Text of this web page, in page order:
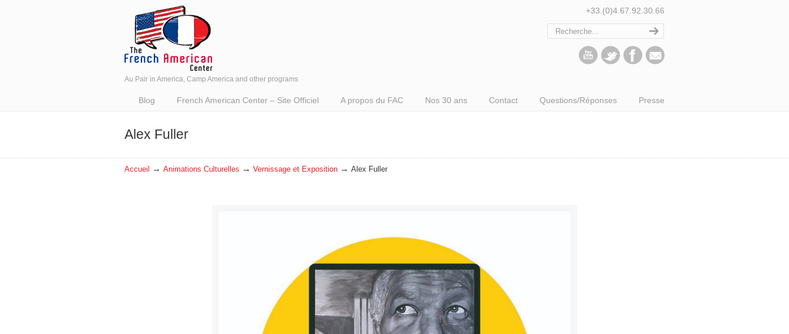
Au Pair in America, Camp America and other programs
+33.(0)4.67.92.30.66
Blog French American Center – Site Officiel A propos du FAC Nos 30 ans Contact Questions/Réponses Presse
Alex Fuller
Accueil → Animations Culturelles → Vernissage et Exposition → Alex Fuller